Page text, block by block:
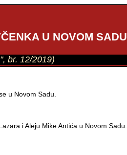
U NOVOM SADU
br. 12/2019)
u Novom Sadu.
i Aleju Mike Antića u Novom Sadu.